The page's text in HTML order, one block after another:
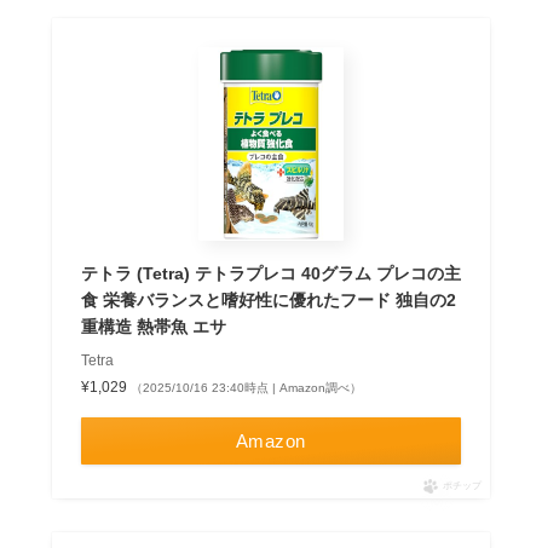
テトラ (Tetra) テトラプレコ 40グラム プレコの主
食 栄養バランスと嗜好性に優れたフード 独自の2
重構造 熱帯魚 エサ
Tetra
¥1,029
（2025/10/16 23:40時点 | Amazon調べ）
Amazon
ポチップ